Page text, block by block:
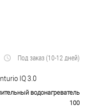
Под заказ (10-12 дней)
IQ 3.0
водонагреватель
100